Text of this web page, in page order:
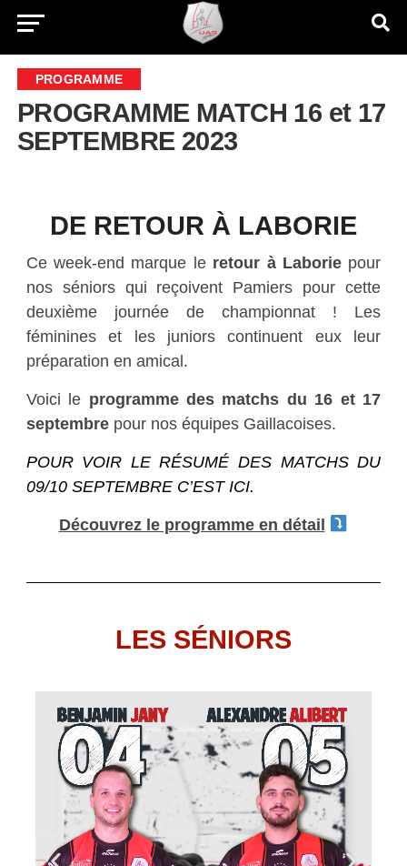
PROGRAMME
PROGRAMME MATCH 16 et 17
SEPTEMBRE 2023
DE RETOUR À LABORIE
Ce week-end marque le retour à Laboriepour
nos séniors qui reçoivent Pamiers pour cette
deuxième journée de championnat ! Les
féminines et les juniors continuent eux leur
préparation en amical.
Voici le programme des matchs du 16 et 17
septembrepour nos équipes Gaillacoises.
POUR VOIR LE RÉSUMÉ DES MATCHS DU
09/10 SEPTEMBRE C’EST ICI.
Découvrez le programme en détail
LES SÉNIORS